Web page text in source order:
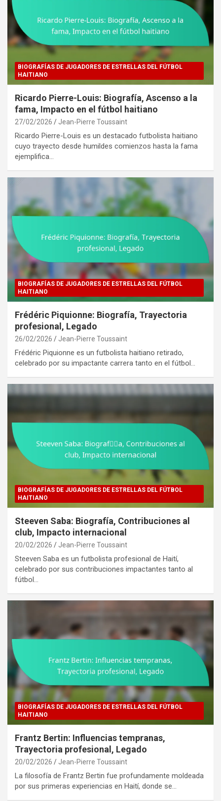
BIOGRAFÍAS DE JUGADORES DE ESTRELLAS DEL FÚTBOL
HAITIANO
Ricardo Pierre-Louis: Biografía, Ascenso a la
fama, Impacto en el fútbol haitiano
27/02/2026 Jean-Pierre Toussaint
Ricardo Pierre-Louis es un destacado futbolista haitiano
cuyo trayecto desde humildes comienzos hasta la fama
ejemplifica…
BIOGRAFÍAS DE JUGADORES DE ESTRELLAS DEL FÚTBOL
HAITIANO
Frédéric Piquionne: Biografía, Trayectoria
profesional, Legado
26/02/2026 Jean-Pierre Toussaint
Frédéric Piquionne es un futbolista haitiano retirado,
celebrado por su impactante carrera tanto en el fútbol…
BIOGRAFÍAS DE JUGADORES DE ESTRELLAS DEL FÚTBOL
HAITIANO
Steeven Saba: Biografía, Contribuciones al
club, Impacto internacional
20/02/2026 Jean-Pierre Toussaint
Steeven Saba es un futbolista profesional de Haití,
celebrado por sus contribuciones impactantes tanto al
fútbol…
BIOGRAFÍAS DE JUGADORES DE ESTRELLAS DEL FÚTBOL
HAITIANO
Frantz Bertin: Influencias tempranas,
Trayectoria profesional, Legado
20/02/2026 Jean-Pierre Toussaint
La filosofía de Frantz Bertin fue profundamente moldeada
por sus primeras experiencias en Haití, donde se…